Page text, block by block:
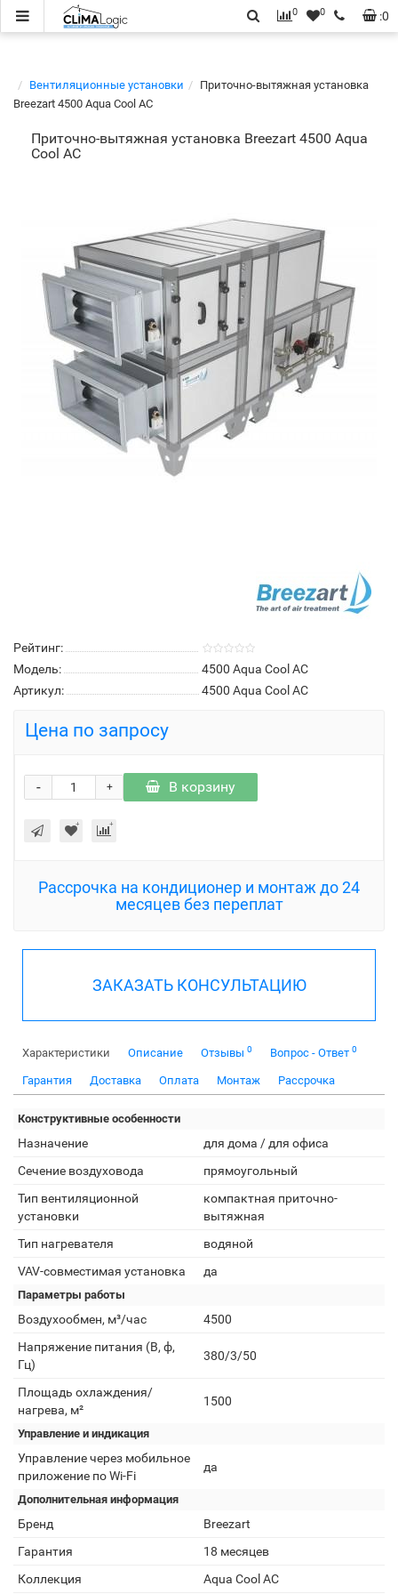
:0
0 0
Вентиляционные установки
Приточно-вытяжная установка
Breezart 4500 Aqua Cool AC
Приточно-вытяжная установка Breezart 4500 Aqua
Cool AC
Рейтинг:
Модель:
4500 Aqua Cool AC
Артикул:
4500 Aqua Cool AC
Цена по запросу
+
- В корзину
Рассрочка на кондиционер и монтаж до 24
месяцев без переплат
ЗАКАЗАТЬ КОНСУЛЬТАЦИЮ
Характеристики Описание Отзывы 0 Вопрос - Ответ 0
Гарантия Доставка Оплата Монтаж Рассрочка
Конструктивные особенности
Назначение
для дома / для офиса
Сечение воздуховода
прямоугольный
Тип вентиляционной
установки
компактная приточно-
вытяжная
Тип нагревателя
водяной
VAV-совместимая установка
да
Параметры работы
Воздухообмен, м³/час
4500
Напряжение питания (В, ф,
Гц)
380/3/50
Площадь охлаждения/
нагрева, м²
1500
Управление и индикация
Управление через мобильное
приложение по Wi-Fi
да
Дополнительная информация
Бренд
Breezart
Гарантия
18 месяцев
Коллекция
Aqua Cool AC